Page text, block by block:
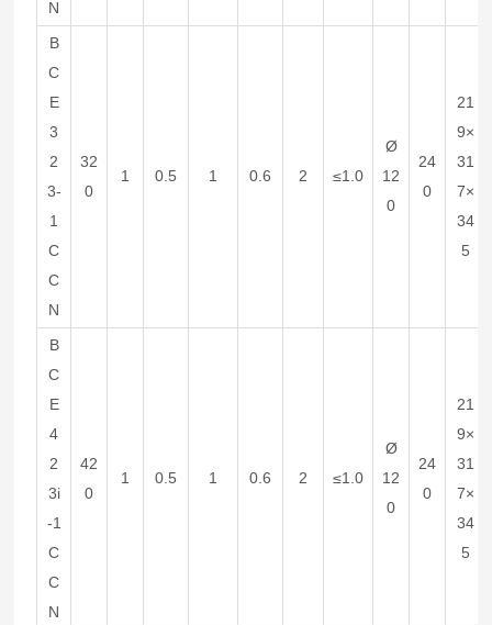
N
B
C
E
3
2
3-
1
C
C
N
32
0
1 0.5 1 0.6 2 ≤1.0
Ø
12
0
24
0
21
9×
31
7×
34
5
B
C
E
4
2
3i
-1
C
C
N
42
0
1 0.5 1 0.6 2 ≤1.0
Ø
12
0
24
0
21
9×
31
7×
34
5